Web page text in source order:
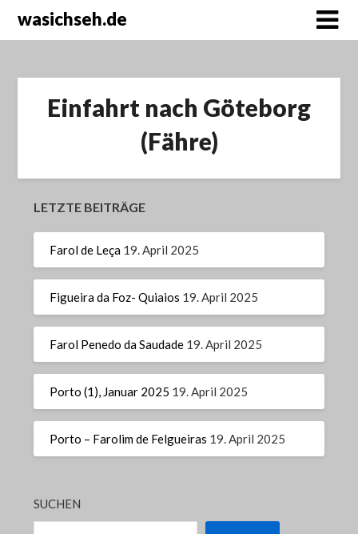
wasichseh.de
Einfahrt nach Göteborg
(Fähre)
LETZTE BEITRÄGE
Farol de Leça 19. April 2025
Figueira da Foz- Quiaios 19. April 2025
Farol Penedo da Saudade 19. April 2025
Porto (1), Januar 2025 19. April 2025
Porto – Farolim de Felgueiras 19. April 2025
SUCHEN